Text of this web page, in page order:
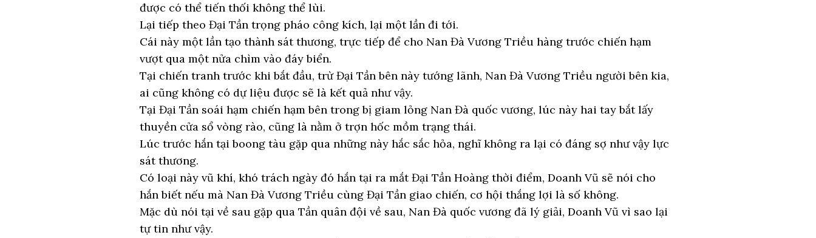
được có thể tiến thối không thể lùi.
Lại tiếp theo Đại Tần trọng pháo công kích, lại một lần đi tới.
Cái này một lần tạo thành sát thương, trực tiếp để cho Nan Đà Vương Triều hàng trước chiến hạm
vượt qua một nửa chìm vào đáy biển.
Tại chiến tranh trước khi bắt đầu, trừ Đại Tần bên này tướng lãnh, Nan Đà Vương Triều người bên kia,
ai cũng không có dự liệu được sẽ là kết quả như vậy.
Tại Đại Tần soái hạm chiến hạm bên trong bị giam lỏng Nan Đà quốc vương, lúc này hai tay bắt lấy
thuyền cửa sổ vòng rào, cũng là nằm ở trợn hốc mồm trạng thái.
Lúc trước hắn tại boong tàu gặp qua những này hắc sắc hỏa, nghĩ không ra lại có đáng sợ như vậy lực
sát thương.
Có loại này vũ khí, khó trách ngày đó hắn tại ra mắt Đại Tần Hoàng thời điểm, Doanh Vũ sẽ nói cho
hắn biết nếu mà Nan Đà Vương Triều cùng Đại Tần giao chiến, cơ hội thắng lợi là số không.
Mặc dù nói tại về sau gặp qua Tần quân đội về sau, Nan Đà quốc vương đã lý giải, Doanh Vũ vì sao lại
tự tin như vậy.